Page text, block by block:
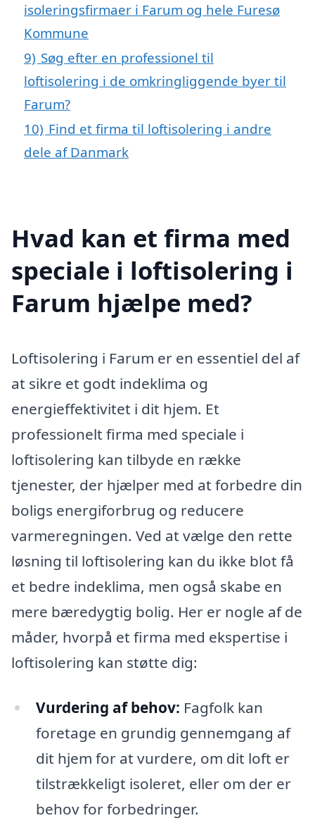
isoleringsfirmaer i Farum og hele Furesø
Kommune
9) Søg efter en professionel til
loftisolering i de omkringliggende byer til
Farum?
10) Find et firma til loftisolering i andre
dele af Danmark
Hvad kan et firma med
speciale i loftisolering i
Farum hjælpe med?
Loftisolering i Farum er en essentiel del af
at sikre et godt indeklima og
energieffektivitet i dit hjem. Et
professionelt firma med speciale i
loftisolering kan tilbyde en række
tjenester, der hjælper med at forbedre din
boligs energiforbrug og reducere
varmeregningen. Ved at vælge den rette
løsning til loftisolering kan du ikke blot få
et bedre indeklima, men også skabe en
mere bæredygtig bolig. Her er nogle af de
måder, hvorpå et firma med ekspertise i
loftisolering kan støtte dig:
Vurdering af behov: Fagfolk kan
foretage en grundig gennemgang af
dit hjem for at vurdere, om dit loft er
tilstrækkeligt isoleret, eller om der er
behov for forbedringer.